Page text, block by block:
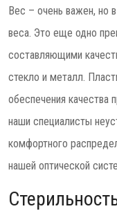
Вес – очень важен, но
веса. Это еще одно
составляющими
стекло и металл.
обеспечения качества
наши специалисты
комфортного
нашей оптической